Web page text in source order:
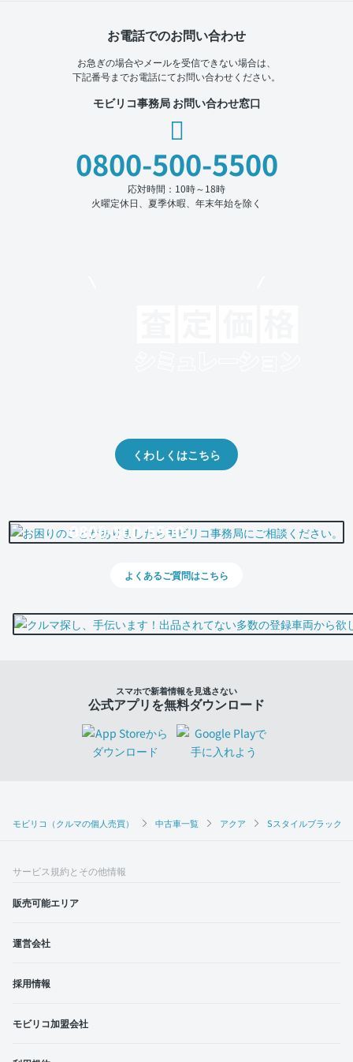
モビリコ（クルマの個人売買） 中古車一覧 アクア Sスタイルブラック
お電話でのお問い合わせ
お急ぎの場合やメールを受信できない場合は、
下記番号までお電話にてお問い合わせください。
モビリコ事務局 お問い合わせ窓口
0800-500-5500
応対時間：10時～18時
火曜定休日、夏季休暇、年末年始を除く
くわしくはこちら
0800-500-5500
よくあるご質問はこちら
スマホで新着情報を見逃さない
公式アプリを無料ダウンロード
サービス規約とその他情報
販売可能エリア
運営会社
採用情報
モビリコ加盟会社